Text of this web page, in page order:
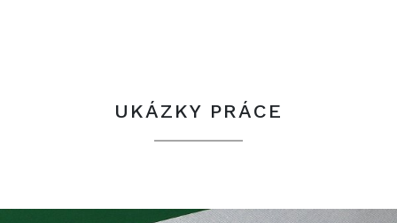
UKÁZKY PRÁCE